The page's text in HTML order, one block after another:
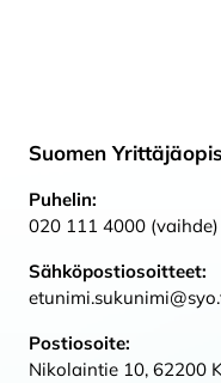
Suomen
Puhelin:
020 111 4000 (vaihde)
Sähköpostiosoitteet:
Postiosoite:
Nikolaintie 10, 62200